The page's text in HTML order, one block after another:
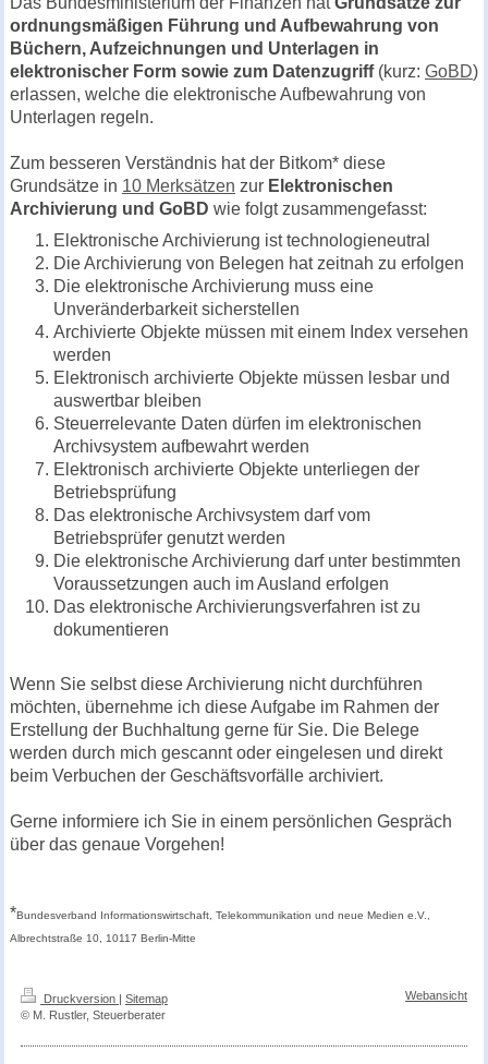
ordnungsmäßigen Führung und Aufbewahrung von
Büchern, Aufzeichnungen und Unterlagen in
elektronischer Form sowie zum Datenzugriff(kurz: GoBD)
erlassen, welche die elektronische Aufbewahrung von
Unterlagen regeln.
Zum besseren Verständnishat der Bitkom* diese
Grundsätze in 10 Merksätzen zur Elektronischen
Archivierung und GoBD wie folgt zusammengefasst:
Elektronische Archivierung ist technologieneutral
Die Archivierung von Belegen hat zeitnah zu erfolgen
Die elektronische Archivierung muss eine
Unveränderbarkeit sicherstellen
Archivierte Objekte müssen mit einem Index versehen
werden
Elektronisch archivierte Objekte müssen lesbar und
auswertbar bleiben
Steuerrelevante Daten dürfen im elektronischen
Archivsystem aufbewahrt werden
Elektronisch archivierte Objekte unterliegen der
Betriebsprüfung
Das elektronische Archivsystem darf vom
Betriebsprüfer genutzt werden
Die elektronische Archivierung darf unter bestimmten
Voraussetzungen auch im Ausland erfolgen
Das elektronische Archivierungsverfahren ist zu
dokumentieren
Wenn Sie selbst diese Archivierung nicht durchführen
möchten, übernehme ich diese Aufgabe im Rahmen der
Erstellung der Buchhaltung gerne für Sie. Die Belege
werden durch mich gescannt oder eingelesen und direkt
beim Verbuchen der Geschäftsvorfälle archiviert.
Gerne informiere ich Sie in einem persönlichen Gespräch
über das genaue Vorgehen!
*Bundesverband Informationswirtschaft, Telekommunikation und neue Medien e.V.,
Albrechtstraße 10, 10117 Berlin-Mitte
Druckversion
Sitemap
© M. Rustler, Steuerberater
Webansicht